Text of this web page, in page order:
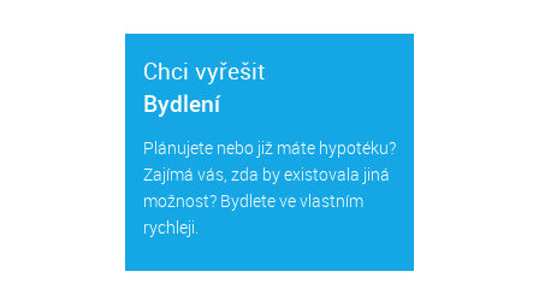
Chci vyřešit
Bydlení
Plánujete nebo již máte hypotéku?
Zajímá vás, zda by existovala jiná
možnost? Bydlete ve vlastním
rychleji.